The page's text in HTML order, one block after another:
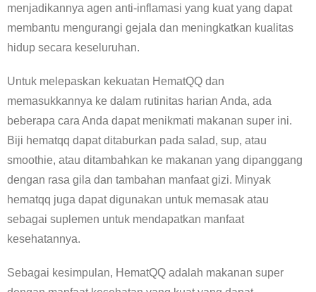
menjadikannya agen anti-inflamasi yang kuat yang dapat
membantu mengurangi gejala dan meningkatkan kualitas
hidup secara keseluruhan.
Untuk melepaskan kekuatan HematQQ dan
memasukkannya ke dalam rutinitas harian Anda, ada
beberapa cara Anda dapat menikmati makanan super ini.
Biji hematqq dapat ditaburkan pada salad, sup, atau
smoothie, atau ditambahkan ke makanan yang dipanggang
dengan rasa gila dan tambahan manfaat gizi. Minyak
hematqq juga dapat digunakan untuk memasak atau
sebagai suplemen untuk mendapatkan manfaat
kesehatannya.
Sebagai kesimpulan, HematQQ adalah makanan super